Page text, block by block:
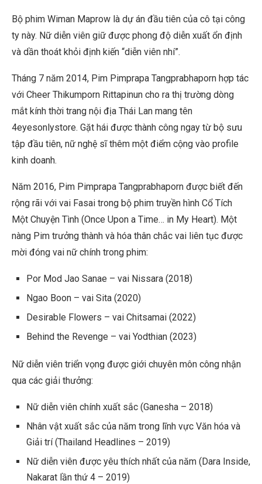
Bộ phim Wiman Maprow là dự án đầu tiên của cô tại công
ty này. Nữ diễn viên giữ được phong độ diễn xuất ổn định
và dần thoát khỏi định kiến “diễn viên nhí”.
Tháng 7 năm 2014, Pim Pimprapa Tangprabhaporn hợp tác
với Cheer Thikumporn Rittapinun cho ra thị trường dòng
mắt kính thời trang nội địa Thái Lan mang tên
4eyesonlystore. Gặt hái được thành công ngay từ bộ sưu
tập đầu tiên, nữ nghệ sĩ thêm một điểm cộng vào profile
kinh doanh.
Năm 2016, Pim Pimprapa Tangprabhaporn được biết đến
rộng rãi với vai Fasai trong bộ phim truyền hình Cổ Tích
Một Chuyện Tình (Once Upon a Time… in My Heart). Một
nàng Pim trưởng thành và hóa thân chắc vai liên tục được
mời đóng vai nữ chính trong phim:
Por Mod Jao Sanae – vai Nissara (2018)
Ngao Boon – vai Sita (2020)
Desirable Flowers – vai Chitsamai (2022)
Behind the Revenge – vai Yodthian (2023)
Nữ diễn viên triển vọng được giới chuyên môn công nhận
qua các giải thưởng:
Nữ diễn viên chính xuất sắc (Ganesha – 2018)
Nhân vật xuất sắc của năm trong lĩnh vực Văn hóa và
Giải trí (Thailand Headlines – 2019)
Nữ diễn viên được yêu thích nhất của năm (Dara Inside,
Nakarat lần thứ 4 – 2019)